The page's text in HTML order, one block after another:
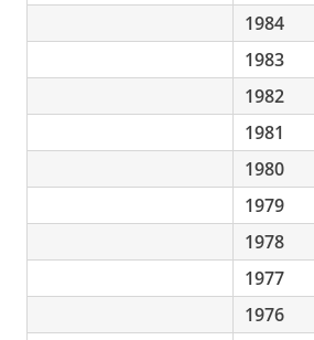
1984
1983
1982
1981
1980
1979
1978
1977
1976